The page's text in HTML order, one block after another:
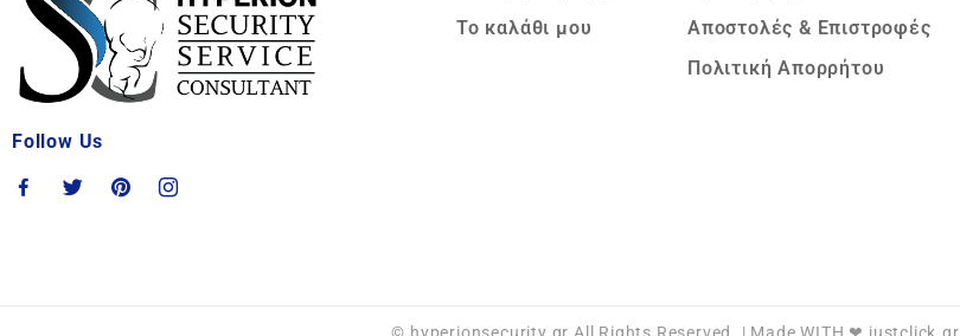
Follow Us
Το καλάθι μου
Αποστολές & Επιστροφές
Πολιτική Απορρήτου